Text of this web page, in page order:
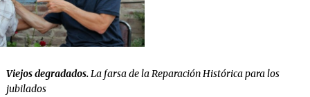
Viejos degradados.La farsa de la Reparación Histórica para los
jubilados